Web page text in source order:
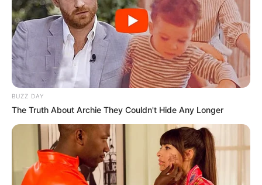
BUZZ DAY
The Truth About Archie They Couldn't Hide Any Longer